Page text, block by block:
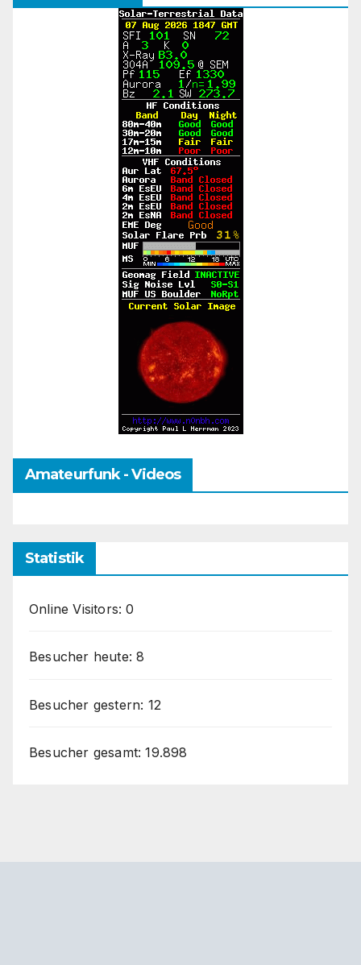
Amateurfunk - Videos
Statistik
Online Visitors:0
Besucher heute:8
Besucher gestern: 12
Besucher gesamt:19.898